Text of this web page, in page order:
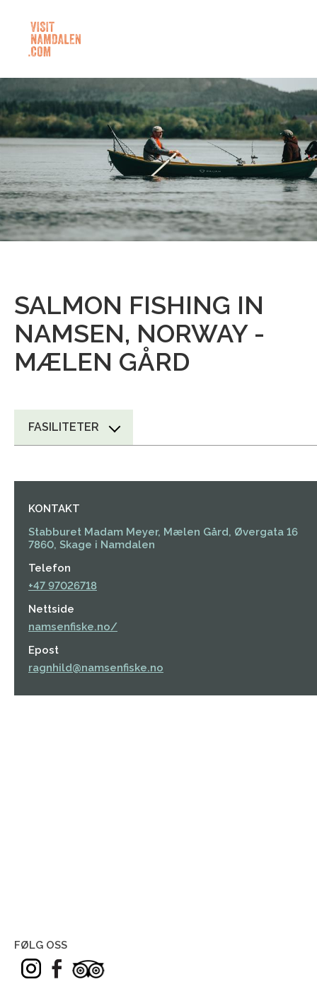
SALMON FISHING IN
NAMSEN, NORWAY -
MÆLEN GÅRD
FASILITETER
KONTAKT
Stabburet Madam Meyer, Mælen Gård, Øvergata 16
7860, Skage i Namdalen
Telefon
+47 97026718
Nettside
namsenfiske.no/
Epost
ragnhild@namsenfiske.no
FØLG OSS